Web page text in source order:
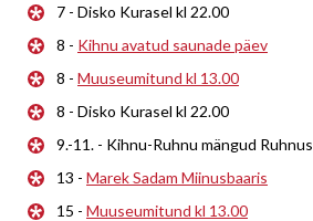
7 - Disko Kurasel kl 22.00
8 - Kihnu avatud saunade päev
8 - Muuseumitund kl 13.00
8 - Disko Kurasel kl 22.00
9.-11. - Kihnu-Ruhnu mängud Ruhnus
13 - Marek Sadam Miinusbaaris
15 - Muuseumitund kl 13.00